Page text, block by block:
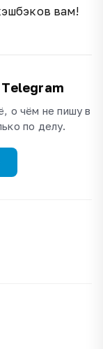
вам!
о чём не пишу в
по делу.